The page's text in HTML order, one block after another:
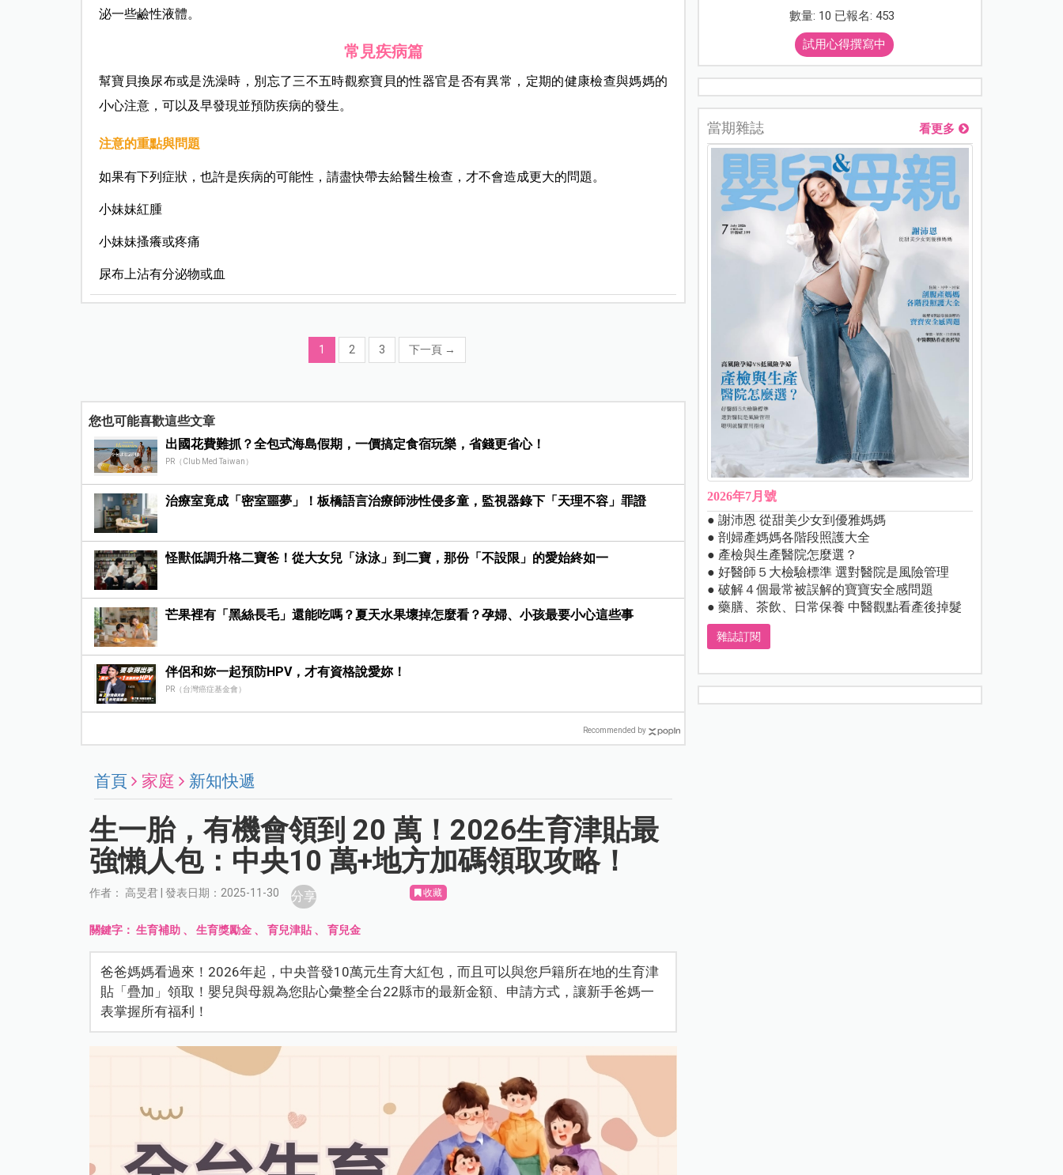
泌一些鹼性液體。
常見疾病篇
幫寶貝換尿布或是洗澡時，別忘了三不五時觀察寶貝的性器官是否有異常，定期的健康檢查與媽媽的
小心注意，可以及早發現並預防疾病的發生。
注意的重點與問題
如果有下列症狀，也許是疾病的可能性，請盡快帶去給醫生檢查，才不會造成更大的問題。
小妹妹紅腫
小妹妹搔癢或疼痛
尿布上沾有分泌物或血
1 2 3 下一頁 →
您也可能喜歡這些文章
出國花費難抓？全包式海島假期，一價搞定食宿玩樂，省錢更省心！
PR（Club Med Taiwan）
治療室竟成「密室噩夢」！板橋語言治療師涉性侵多童，監視器錄下「天理不容」罪證
怪獸低調升格二寶爸！從大女兒「泳泳」到二寶，那份「不設限」的愛始終如一
芒果裡有「黑絲長毛」還能吃嗎？夏天水果壞掉怎麼看？孕婦、小孩最要小心這些事
伴侶和妳一起預防HPV，才有資格說愛妳！
PR（台灣癌症基金會）
Recommended by
首頁 家庭 新知快遞
生一胎，有機會領到 20 萬！2026生育津貼最
強懶人包：中央10 萬+地方加碼領取攻略！
作者： 高旻君 | 發表日期：2025-11-30 分享 收藏
關鍵字：生育補助 、生育獎勵金 、育兒津貼、育兒金
爸爸媽媽看過來！2026年起，中央普發10萬元生育大紅包，而且可以與您戶籍所在地的生育津
貼「疊加」領取！嬰兒與母親為您貼心彙整全台22縣市的最新金額、申請方式，讓新手爸媽一
表掌握所有福利！
數量: 10 已報名: 453
試用心得撰寫中
當期雜誌 看更多
2026年7月號
● 謝沛恩 從甜美少女到優雅媽媽
● 剖婦產媽媽各階段照護大全
● 產檢與生產醫院怎麼選？
● 好醫師５大檢驗標準 選對醫院是風險管理
● 破解４個最常被誤解的寶寶安全感問題
● 藥膳、茶飲、日常保養 中醫觀點看產後掉髮
雜誌訂閱